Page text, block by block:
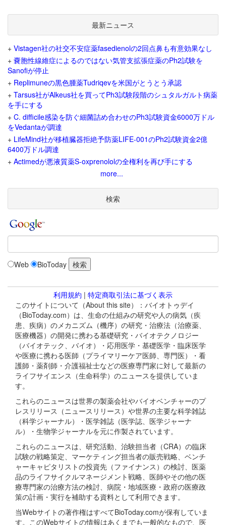
最新ニュース
+ Vistagen社の社交不安症薬fasedienolの2回点鼻も有意効果なし
+ 嚢胞性線維症によるのではない気管支拡張症薬のPh2試験を
Sanofiが停止
+ Replimuneの黒色腫薬Tudriqevを米国がとうとう承認
+ Tarsus社がAlkeus社を買ってPh3試験段階のシュタルガルト病薬
を手にする
+ C. difficile感染を防ぐ細菌詰め合わせのPh3試験資金6000万ドル
をVedantaが調達
+ LifeMind社が移植臓器拒絶予防薬LIFE-001のPh2試験資金2億
6400万ドル調達
+ Actimedが悪液質薬S-oxprenololの全権利を再び手にする
more...
検索
Web BioToday
利用規約 | 特定商取引法に基づく表示
このサイトについて（About this site）：バイオトゥデイ
（BioToday.com）は、生命の仕組みの研究や人の病気（疾
患、疾病）のメカニズム（機序）の研究・治療法（治療薬、
医療機器）の開発に携わる基礎研究・バイオテクノロジー
（バイオテック、バイオ）・応用医学・基礎医学・臨床医学
や医療に携わる医師（プライマリーケア医師、専門医）・看
護師・薬剤師・介護福祉士などの医療専門家に対して最新の
ライフサイエンス（生命科学）のニュースを提供していま
す。
これらのニュースは世界の製薬会社やバイオベンチャーのプ
レスリリース（ニュースリリース）や世界の主要な科学雑誌
（科学ジャーナル）・医学雑誌（医学誌、医学ジャーナ
ル）・生物学ジャーナルを元に作製されています。
これらのニュースは、研究活動、治験担当者（CRA）の臨床
試験の戦略策定、マーケティング担当者の販売戦略、ベンチ
ャーキャピタリストの投資先（ファイナンス）の検討、医薬
品のライフサイクルマネージメント戦略、医師やその他の医
療専門家の治療方法の検討、病院・地域医療・政府の医療政
策の計画・実行を補助する資料として利用できます。
当Webサイトの著作権はすべてBioToday.comが保有していま
す。このWebサイトの情報はあくまでも一般的なもので、医